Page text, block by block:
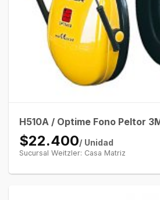
H510A / Optime Fono Peltor
$22.400/ Unidad
Sucursal Weitzler: Casa Matriz